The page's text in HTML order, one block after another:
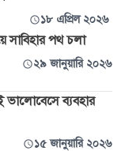
১৮ এপ্রিল ২০২৬
সাবিহার পথ চলা
২৯ জানুয়ারি ২০২৬
ভালোবেসে ব্যবহার
১৫ জানুয়ারি ২০২৬